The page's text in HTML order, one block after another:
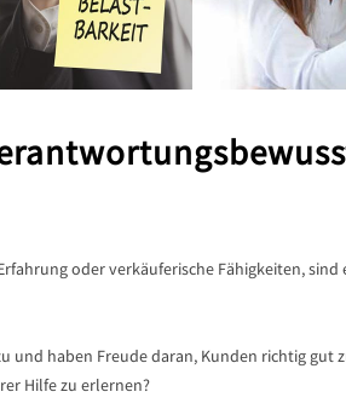
oder verkäuferische Fähigkeiten,
haben Freude daran, Kunden richtig gut
Hilfe zu erlernen?